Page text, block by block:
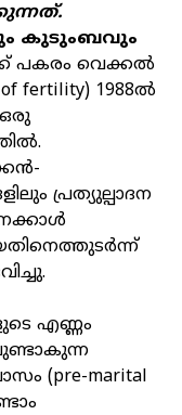
കുടുംബവും
പകരം വെക്കൽ
of fertility) 1988ൽ
പ്രത്യുല്പാദന
എണ്ണം
(pre-marital